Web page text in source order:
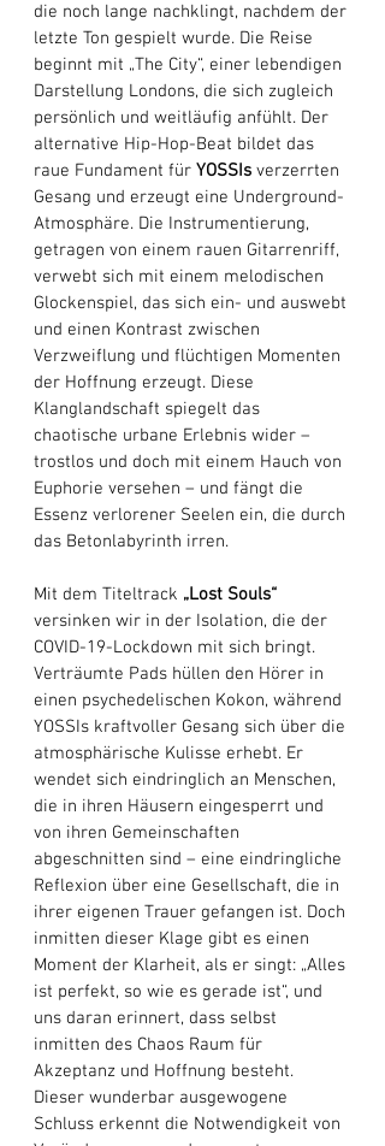
die noch lange nachklingt, nachdem der
letzte Ton gespielt wurde. Die Reise
beginnt mit „The City“, einer lebendigen
Darstellung Londons, die sich zugleich
persönlich und weitläufig anfühlt. Der
alternative Hip-Hop-Beat bildet das
raue Fundament für YOSSIs verzerrten
Gesang und erzeugt eine Underground-
Atmosphäre. Die Instrumentierung,
getragen von einem rauen Gitarrenriff,
verwebt sich mit einem melodischen
Glockenspiel, das sich ein- und auswebt
und einen Kontrast zwischen
Verzweiflung und flüchtigen Momenten
der Hoffnung erzeugt. Diese
Klanglandschaft spiegelt das
chaotische urbane Erlebnis wider –
trostlos und doch mit einem Hauch von
Euphorie versehen – und fängt die
Essenz verlorener Seelen ein, die durch
das Betonlabyrinth irren.
Mit dem Titeltrack „Lost Souls“
versinken wir in der Isolation, die der
COVID-19-Lockdown mit sich bringt.
Verträumte Pads hüllen den Hörer in
einen psychedelischen Kokon, während
YOSSIs kraftvoller Gesang sich über die
atmosphärische Kulisse erhebt. Er
wendet sich eindringlich an Menschen,
die in ihren Häusern eingesperrt und
von ihren Gemeinschaften
abgeschnitten sind – eine eindringliche
Reflexion über eine Gesellschaft, die in
ihrer eigenen Trauer gefangen ist. Doch
inmitten dieser Klage gibt es einen
Moment der Klarheit, als er singt: „Alles
ist perfekt, so wie es gerade ist“, und
uns daran erinnert, dass selbst
inmitten des Chaos Raum für
Akzeptanz und Hoffnung besteht.
Dieser wunderbar ausgewogene
Schluss erkennt die Notwendigkeit von